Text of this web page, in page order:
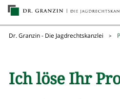
Dr. Granzin - Die Jagdrechtskanzlei >
Ich löse Ihr